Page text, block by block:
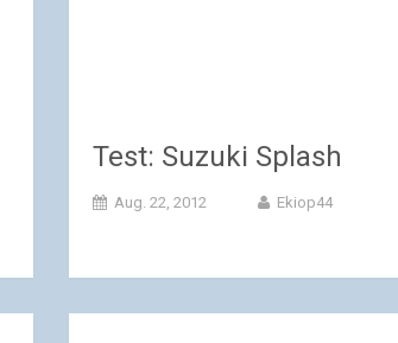
Test: Suzuki Splash
Aug. 22, 2012 Ekiop44